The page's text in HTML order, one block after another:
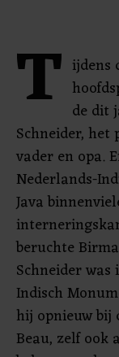
T ijdens
de dit
Schneider,
vader en opa.
Nederlands-
Java
beruchte
Schneider
Indisch
hij opnieuw bij
Beau, zelf ook